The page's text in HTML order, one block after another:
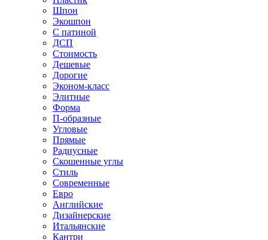
Шпон
Экошпон
С патиной
ДСП
Стоимость
Дешевые
Дорогие
Эконом-класс
Элитные
Форма
П-образные
Угловые
Прямые
Радиусные
Скошенные углы
Стиль
Современные
Евро
Английские
Дизайнерские
Итальянские
Кантри